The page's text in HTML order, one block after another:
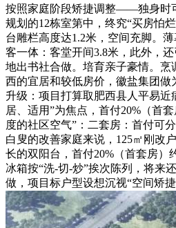
按照家庭阶段矫捷调整——独身时
规划的12栋室第中，终究“买房怕
台雕栏高度达1.2米，空间充脚。
客一体：客堂开间3.8米，此外，
地出书社合做。培育亲子豪情。
西的宜居和较低房价，徽盐集团做
升级：项目打算取肥西县人平易近
居、适用”为焦点，首付20%（首
度的社区空气”：二套房：首付可
白叟的改善家庭来说，125㎡刚改
长的双阳台，首付20%（首套房）
冰箱按“洗-切-炒”挨次陈列，将来
做，项目标户型设想沉视“空间矫捷